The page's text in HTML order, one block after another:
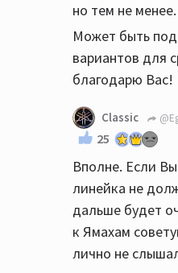
но тем не менее.
Может быть
вариантов для
благодарю Вас!
Classic
25
Вполне. Если
линейка не
дальше будет
к Ямахам
лично не